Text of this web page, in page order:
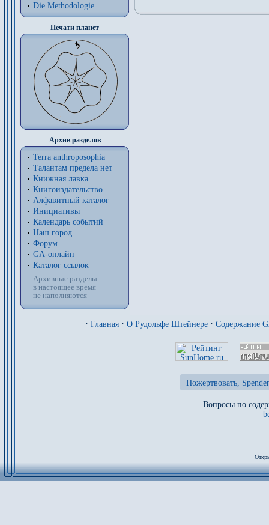
Die Methodologie...
Печати планет
Архив разделов
Terra anthroposophia
Талантам предела нет
Книжная лавка
Книгоиздательство
Алфавитный каталог
Инициативы
Календарь событий
Наш город
Форум
GA-онлайн
Каталог ссылок
Архивные разделы
в настоящее время
не наполняются
· Главная · О Рудольфе Штейнере · Содержание
Пожертвовать,
Вопросы по